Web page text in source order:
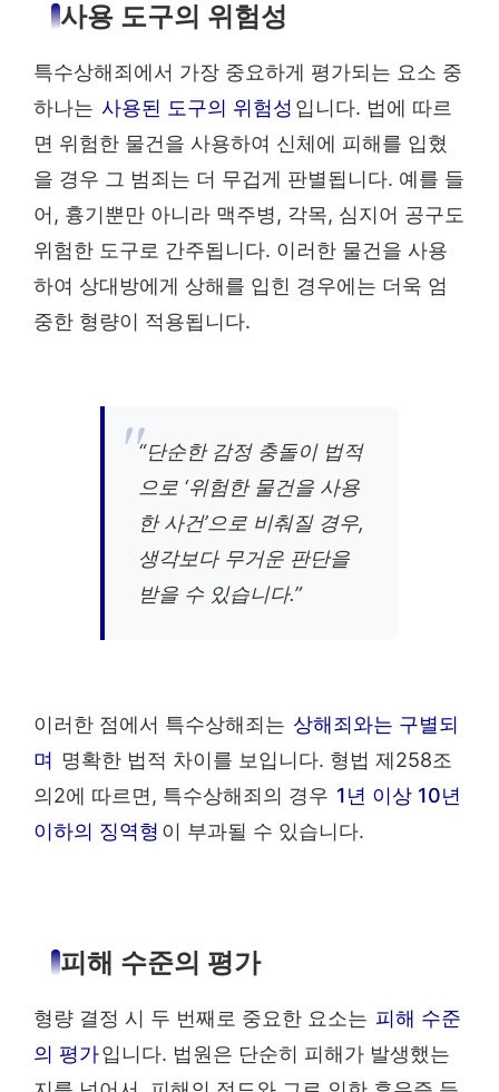
사용 도구의 위험성
특수상해죄에서 가장 중요하게 평가되는 요소 중
하나는 사용된 도구의 위험성 입니다. 법에 따르
면 위험한 물건을 사용하여 신체에 피해를 입혔
을 경우 그 범죄는 더 무겁게 판별됩니다. 예를 들
어, 흉기뿐만 아니라 맥주병, 각목, 심지어 공구도
위험한 도구로 간주됩니다. 이러한 물건을 사용
하여 상대방에게 상해를 입힌 경우에는 더욱 엄
중한 형량이 적용됩니다.
“단순한 감정 충돌이 법적
으로 ‘위험한 물건을 사용
한 사건’으로 비춰질 경우,
생각보다 무거운 판단을
받을 수 있습니다.”
이러한 점에서 특수상해죄는 상해죄와는 구별되
며 명확한 법적 차이를 보입니다. 형법 제258조
의2에 따르면, 특수상해죄의 경우 1년 이상 10년
이하의 징역형 이 부과될 수 있습니다.
피해 수준의 평가
형량 결정 시 두 번째로 중요한 요소는 피해 수준
의 평가입니다. 법원은 단순히 피해가 발생했는